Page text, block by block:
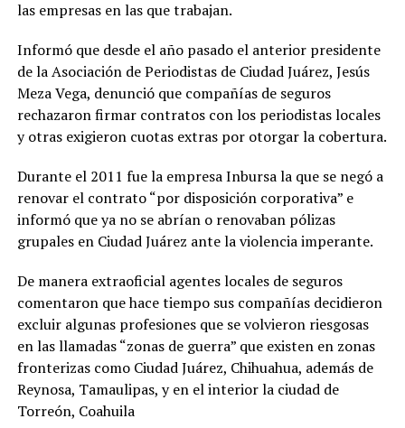
las empresas en las que trabajan.
Informó que desde el año pasado el anterior presidente
de la Asociación de Periodistas de Ciudad Juárez, Jesús
Meza Vega, denunció que compañías de seguros
rechazaron firmar contratos con los periodistas locales
y otras exigieron cuotas extras por otorgar la cobertura.
Durante el 2011 fue la empresa Inbursa la que se negó a
renovar el contrato “por disposición corporativa” e
informó que ya no se abrían o renovaban pólizas
grupales en Ciudad Juárez ante la violencia imperante.
De manera extraoficial agentes locales de seguros
comentaron que hace tiempo sus compañías decidieron
excluir algunas profesiones que se volvieron riesgosas
en las llamadas “zonas de guerra” que existen en zonas
fronterizas como Ciudad Juárez, Chihuahua, además de
Reynosa, Tamaulipas, y en el interior la ciudad de
Torreón, Coahuila